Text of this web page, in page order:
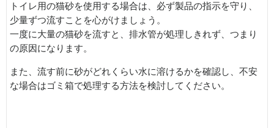
トイレ用の猫砂を使用する場合は、必ず製品の指示を守り、
少量ずつ流すことを心がけましょう。
一度に大量の猫砂を流すと、排水管が処理しきれず、つまり
の原因になります。
また、流す前に砂がどれくらい水に溶けるかを確認し、不安
な場合はゴミ箱で処理する方法を検討してください。